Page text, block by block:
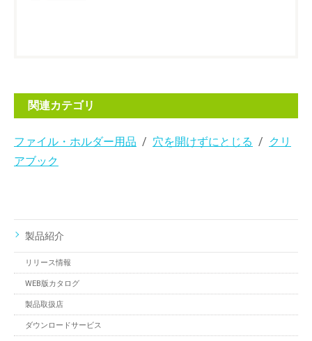
関連カテゴリ
ファイル・ホルダー用品 穴を開けずにとじる
クリ
アブック
製品紹介
リリース情報
WEB版カタログ
製品取扱店
ダウンロードサービス